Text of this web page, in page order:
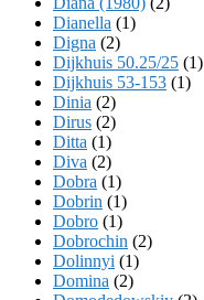
Dianella (1)
Digna (2)
Dijkhuis 50.25/25 (1)
Dijkhuis 53-153 (1)
Dinia (2)
Dirus (2)
Ditta (1)
Diva (2)
Dobra (1)
Dobrin (1)
Dobro (1)
Dobrochin (2)
Dolinnyi (1)
Domina (2)